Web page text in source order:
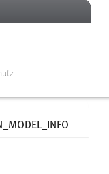
Funktion der